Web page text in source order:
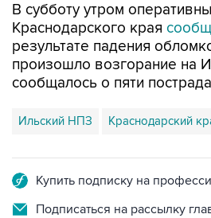
В субботу утром
Краснодарского края
результате падения
произошло возгорание на
сообщалось о пяти
Ильский НПЗ Краснодарский
Купить подписку на
Подписаться на рассылку